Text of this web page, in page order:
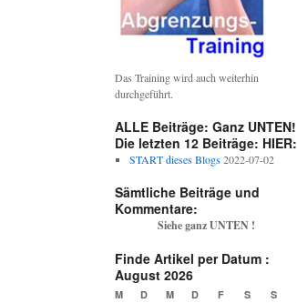
Das Training wird auch weiterhin
durchgeführt.
ALLE Beiträge: Ganz UNTEN!
Die letzten 12 Beiträge: HIER:
START dieses Blogs 2022-07-02
Sämtliche Beiträge und
Kommentare:
Siehe ganz UNTEN !
Finde Artikel per Datum :
August 2026
M D M D F S S